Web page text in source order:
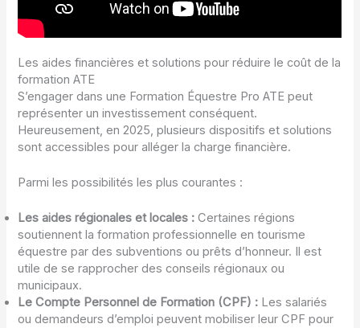
Les aides financières et solutions pour réduire le coût de la
formation ATE
S’engager dans une Formation Équestre Pro ATE peut
représenter un investissement conséquent.
Heureusement, en 2025, plusieurs dispositifs et solutions
sont accessibles pour alléger la charge financière.
Parmi les possibilités les plus courantes :
Les aides régionales et locales : Certaines régions
soutiennent la formation professionnelle en tourisme
équestre par des subventions ou prêts d’honneur. Il est
utile de se rapprocher des conseils régionaux ou
municipaux.
Le Compte Personnel de Formation (CPF) : Les salariés
ou demandeurs d’emploi peuvent mobiliser leur CPF pour